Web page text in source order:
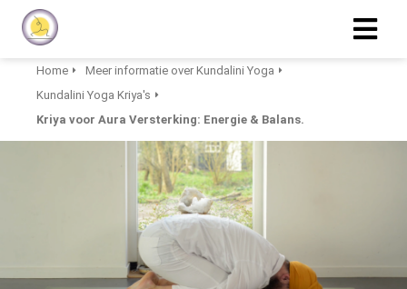
Home
Meer informatie over Kundalini Yoga
Kundalini Yoga Kriya's
Kriya voor Aura Versterking: Energie & Balans.